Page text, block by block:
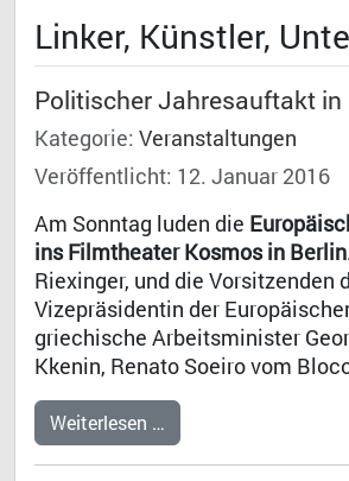
Linker, Künstler,
Politischer Jahresauftakt in
Kategorie: Veranstaltungen
Veröffentlicht: 12. Januar 2016
Am Sonntag luden die
ins Filmtheater Kosmos in Berlin
Riexinger, und die
Vizepräsidentin der
griechische Arbeitsminister
Kkenin, Renato Soeiro vom
Weiterlesen …